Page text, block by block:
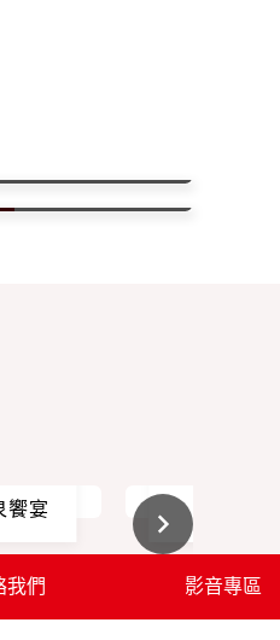
外熱門行程
饗宴
我們 影音專區